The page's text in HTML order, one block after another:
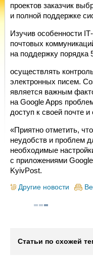
проектов заказчик
и полной поддержке
Изучив особенности
почтовых
на поддержку порядка
осуществлять
электронных писем.
является важным
на Google Apps
доступ к своей почте
«Приятно отметить,
неудобств и проблем
необходимые
с приложениями
KyivPost.
Другие новости
Статьи по схожей